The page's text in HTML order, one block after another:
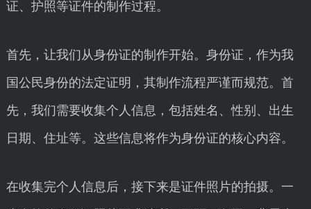
证、护照等证件的制作过程。
首先，让我们从身份证的制作开始。身份证，作为我
国公民身份的法定证明，其制作流程严谨而规范。首
先，我们需要收集个人信息，包括姓名、性别、出生
日期、住址等。这些信息将作为身份证的核心内容。
在收集完个人信息后，接下来是证件照片的拍摄。一